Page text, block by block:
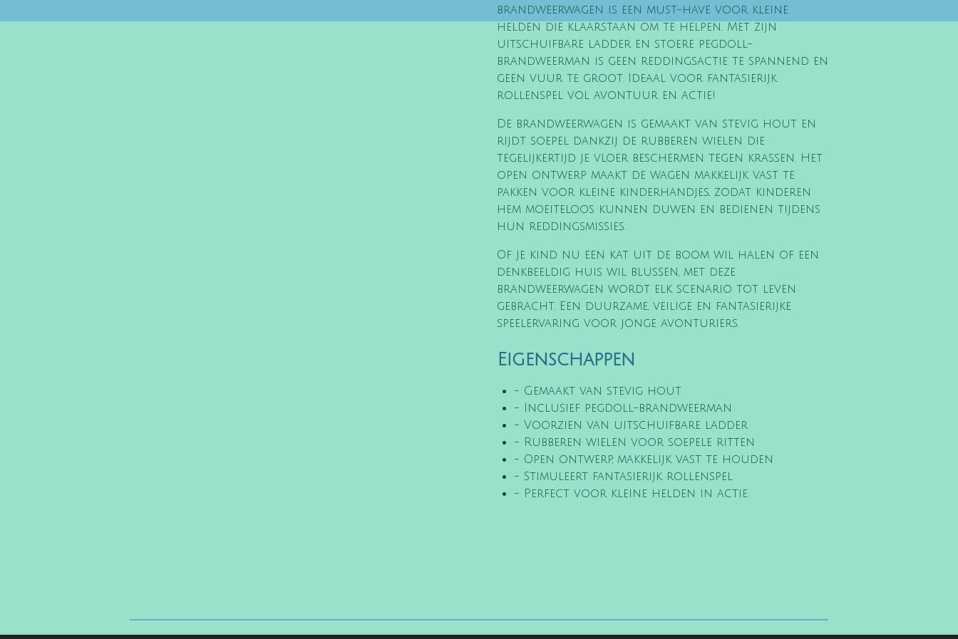
brandweerwagen is een must-have voor kleine
helden die klaarstaan om te helpen. Met zijn
uitschuifbare ladder en stoere pegdoll-
brandweerman is geen reddingsactie te spannend en
geen vuur te groot. Ideaal voor fantasierijk
rollenspel vol avontuur en actie!
De brandweerwagen is gemaakt van stevig hout en
rijdt soepel dankzij de rubberen wielen die
tegelijkertijd je vloer beschermen tegen krassen. Het
open ontwerp maakt de wagen makkelijk vast te
pakken voor kleine kinderhandjes, zodat kinderen
hem moeiteloos kunnen duwen en bedienen tijdens
hun reddingsmissies.
Of je kind nu een kat uit de boom wil halen of een
denkbeeldig huis wil blussen, met deze
brandweerwagen wordt elk scenario tot leven
gebracht. Een duurzame, veilige en fantasierijke
speelervaring voor jonge avonturiers.
Eigenschappen
- Gemaakt van stevig hout
- Inclusief pegdoll-brandweerman
- Voorzien van uitschuifbare ladder
- Rubberen wielen voor soepele ritten
- Open ontwerp, makkelijk vast te houden
- Stimuleert fantasierijk rollenspel
- Perfect voor kleine helden in actie